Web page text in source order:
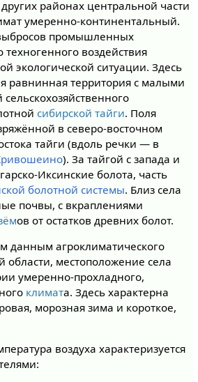
районах центральной части
умеренно-континентальный.
промышленных
воздействия
экологической ситуации. Здесь
равнинная территория с малыми
сибирской тайги. Поля
в северо-восточном
тайги (вдоль речки — в
). За тайгой с запада и
Иксинские болота, часть
болотной системы. Близ села
почвы, с вкраплениями
ов от остатков древних болот.
данным агроклиматического
области, местоположение села
умеренно-прохладного,
климата. Здесь характерна
морозная зима и короткое,
воздуха характеризуется